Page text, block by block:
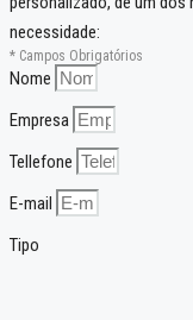
necessidade:
* Campos Obrigatórios
Nome
Empresa
Tellefone
E-mail
Tipo